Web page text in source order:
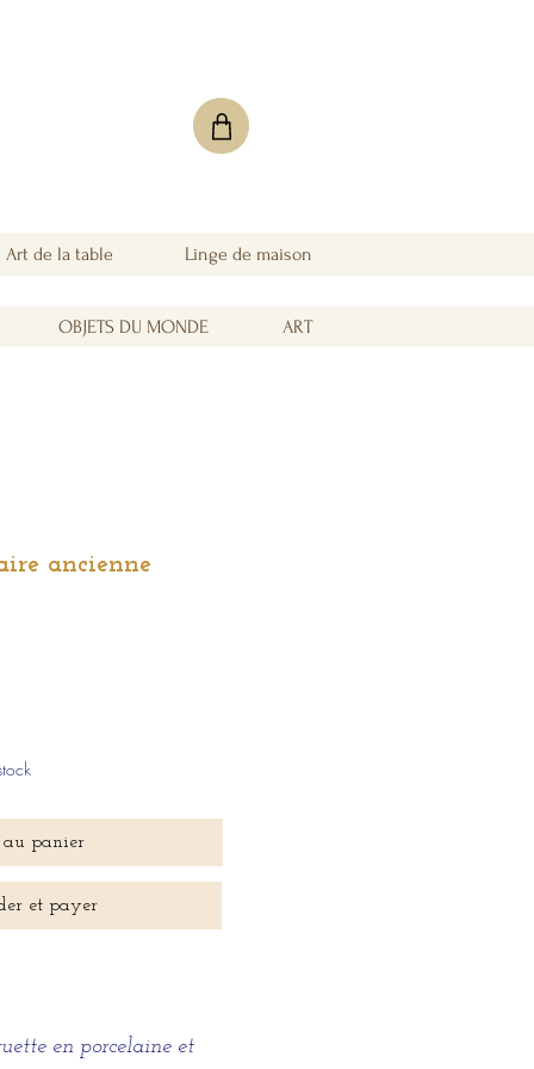
Art de la table Linge de maison
OBJETS DU MONDE ART
ancienne
panier
et payer
en porcelaine et